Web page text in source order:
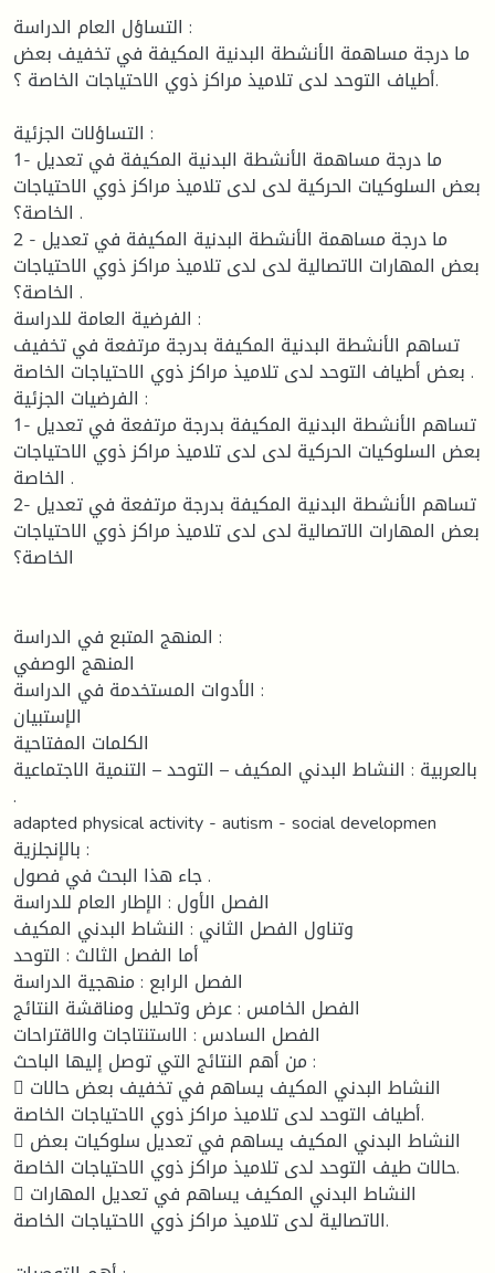
التساؤل العام الدراسة :
ما درجة مساهمة الأنشطة البدنية المكيفة في تخفيف بعض
أطياف التوحد لدى تلاميذ مراكز ذوي الاحتياجات الخاصة ؟.
التساؤلات الجزئية :
1- ما درجة مساهمة الأنشطة البدنية المكيفة في تعديل
بعض السلوكيات الحركية لدى لدى تلاميذ مراكز ذوي الاحتياجات
الخاصة؟ .
2 - ما درجة مساهمة الأنشطة البدنية المكيفة في تعديل
بعض المهارات الاتصالية لدى لدى تلاميذ مراكز ذوي الاحتياجات
الخاصة؟ .
الفرضية العامة للدراسة :
تساهم الأنشطة البدنية المكيفة بدرجة مرتفعة في تخفيف
بعض أطياف التوحد لدى تلاميذ مراكز ذوي الاحتياجات الخاصة .
الفرضيات الجزئية :
1- تساهم الأنشطة البدنية المكيفة بدرجة مرتفعة في تعديل
بعض السلوكيات الحركية لدى لدى تلاميذ مراكز ذوي الاحتياجات
الخاصة .
2- تساهم الأنشطة البدنية المكيفة بدرجة مرتفعة في تعديل
بعض المهارات الاتصالية لدى لدى تلاميذ مراكز ذوي الاحتياجات
الخاصة؟
المنهج المتبع في الدراسة :
المنهج الوصفي
الأدوات المستخدمة في الدراسة :
الإستبيان
الكلمات المفتاحية
بالعربية : النشاط البدني المكيف – التوحد – التنمية الاجتماعية
.
adapted physical activity - autism - social developmen
بالإنجلزية :
جاء هذا البحث في فصول .
الفصل الأول : الإطار العام للدراسة
وتناول الفصل الثاني : النشاط البدني المكيف
أما الفصل الثالث : التوحد
الفصل الرابع : منهجية الدراسة
الفصل الخامس : عرض وتحليل ومناقشة النتائج
الفصل السادس : الاستنتاجات والاقتراحات
من أهم النتائج التي توصل إليها الباحث :
 النشاط البدني المكيف يساهم في تخفيف بعض حالات
أطياف التوحد لدى تلاميذ مراكز ذوي الاحتياجات الخاصة.
 النشاط البدني المكيف يساهم في تعديل سلوكيات بعض
حالات طيف التوحد لدى تلاميذ مراكز ذوي الاحتياجات الخاصة.
 النشاط البدني المكيف يساهم في تعديل المهارات
الاتصالية لدى تلاميذ مراكز ذوي الاحتياجات الخاصة.